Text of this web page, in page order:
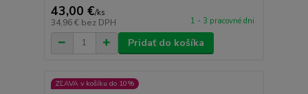
43,00 €/ks
34,96 € bez DPH 1 - 3 pracovné dni
Pridať do košíka
ZĽAVA v košíku do 10%